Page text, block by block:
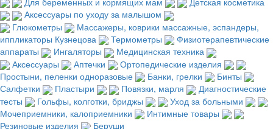
Аксессуары по уходу за малышом
Глюкометры
Массажеры, коврики массажные, эспандеры,
иппликаторы Кузнецова
Термометры
Физиотерапевтические
аппараты
Ингаляторы
Медицинская техника
Аксессуары
Аптечки
Ортопедические изделия
Простыни, пеленки одноразовые
Банки, грелки
Бинты
Салфетки
Пластыри Повязки, марля
Диагностические
тесты
Гольфы, колготки, бриджы
Уход за больными
Мочеприемники, калоприемники
Интимные товары
Резиновые изделия
Беруши